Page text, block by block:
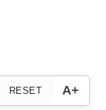
RESET A+